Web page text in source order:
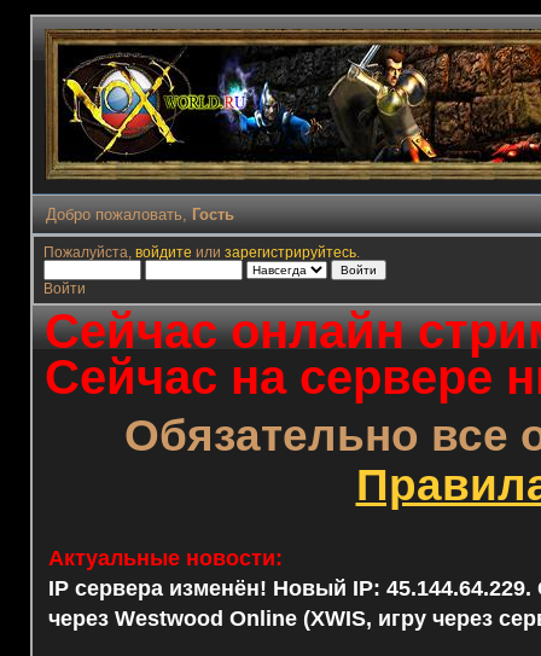
Добро пожаловать, Гость
Пожалуйста, войдите или зарегистрируйтесь.
Войти
Сейчас онлайн
Сейчас на сервере
Обязательно все
Актуальные новости:
IP сервера изменён! Новый IP: 45.144.64.229.
через Westwood Online (XWIS, игру через